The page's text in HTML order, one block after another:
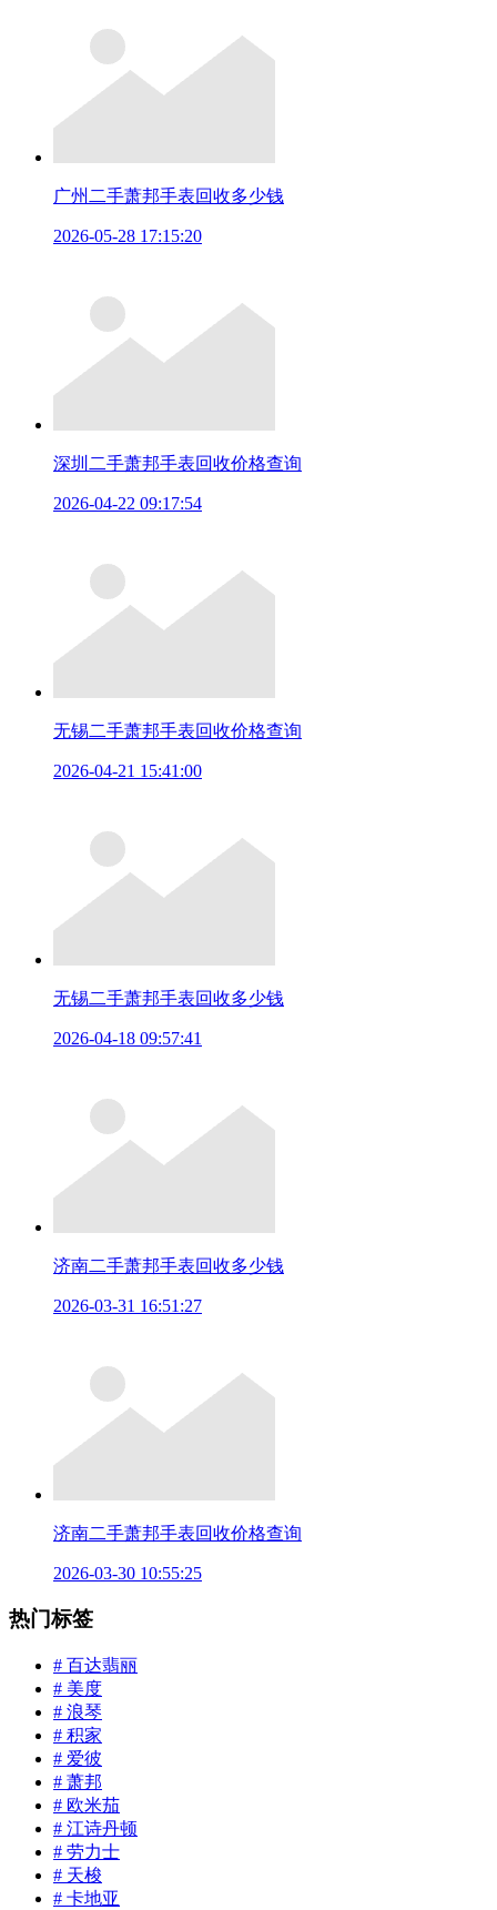
广州二手萧邦手表回收多少钱
2026-05-28 17:15:20
深圳二手萧邦手表回收价格查询
2026-04-22 09:17:54
无锡二手萧邦手表回收价格查询
2026-04-21 15:41:00
无锡二手萧邦手表回收多少钱
2026-04-18 09:57:41
济南二手萧邦手表回收多少钱
2026-03-31 16:51:27
济南二手萧邦手表回收价格查询
2026-03-30 10:55:25
热门标签
# 百达翡丽
# 美度
# 浪琴
# 积家
# 爱彼
# 萧邦
# 欧米茄
# 江诗丹顿
# 劳力士
# 天梭
# 卡地亚